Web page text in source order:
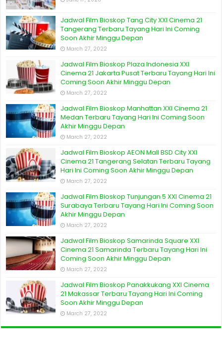
Jadwal Film Bioskop Tang City XXI Cinema 21
Tangerang Terbaru Tayang Hari Ini Coming
Soon Akhir Minggu Depan
March 27, 2022
Jadwal Film Bioskop Plaza Indonesia XXI
Cinema 21 Jakarta Pusat Terbaru Tayang Hari Ini
Coming Soon Akhir Minggu Depan
March 27, 2022
Jadwal Film Bioskop Manhattan XXI Cinema 21
Medan Terbaru Tayang Hari Ini Coming Soon
Akhir Minggu Depan
March 27, 2022
Jadwal Film Bioskop AEON Mall BSD City XXI
Cinema 21 Tangerang Selatan Terbaru Tayang
Hari Ini Coming Soon Akhir Minggu Depan
March 27, 2022
Jadwal Film Bioskop Tunjungan 5 XXI Cinema 21
Surabaya Terbaru Tayang Hari Ini Coming Soon
Akhir Minggu Depan
March 27, 2022
Jadwal Film Bioskop Samarinda Square XXI
Cinema 21 Samarinda Terbaru Tayang Hari Ini
Coming Soon Akhir Minggu Depan
March 27, 2022
Jadwal Film Bioskop Panakkukang XXI Cinema
21 Makassar Terbaru Tayang Hari Ini Coming
Soon Akhir Minggu Depan
March 27, 2022